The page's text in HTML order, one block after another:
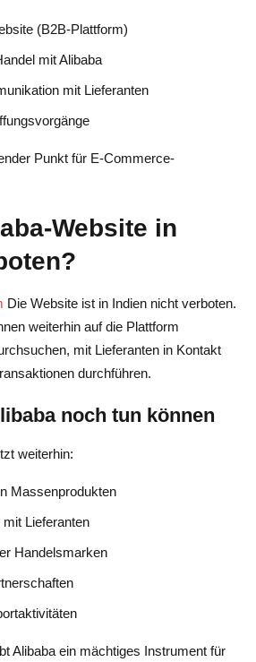
(B2B-Plattform)
mit Alibaba
mit Lieferanten
Punkt für E-Commerce-
Website in
Die Website ist in Indien nicht verboten.
weiterhin auf die Plattform
mit Lieferanten in Kontakt
durchführen.
noch tun können
weiterhin:
Massenprodukten
Lieferanten
Handelsmarken
Alibaba ein mächtiges Instrument für